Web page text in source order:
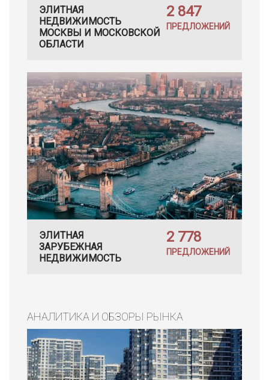
ЭЛИТНАЯ
НЕДВИЖИМОСТЬ
МОСКВЫ И МОСКОВСКОЙ
ОБЛАСТИ
2 847
ПРЕДЛОЖЕНИЙ
ЭЛИТНАЯ
ЗАРУБЕЖНАЯ
НЕДВИЖИМОСТЬ
2 778
ПРЕДЛОЖЕНИЙ
АНАЛИТИКА И ОБЗОРЫ РЫНКА